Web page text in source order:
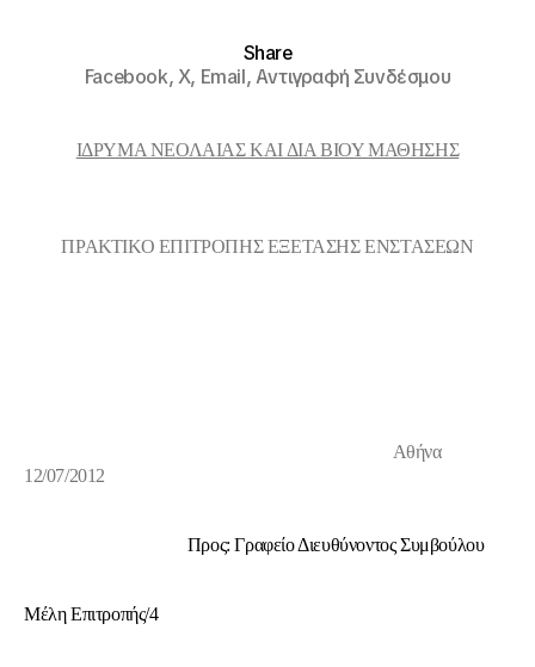
Share
Facebook,X, Email,Αντιγραφή Συνδέσμου
ΙΔΡΥΜΑ ΝΕΟΛΑΙΑΣ ΚΑΙ ΔΙΑ ΒΙΟΥ ΜΑΘΗΣΗΣ
ΠΡΑΚΤΙΚΟ ΕΠΙΤΡΟΠΗΣ ΕΞΕΤΑΣΗΣ ΕΝΣΤΑΣΕΩΝ
Αθήνα
12/07/2012
Προς: Γραφείο Διευθύνοντος Συμβούλου
Μέλη Επιτροπής/4